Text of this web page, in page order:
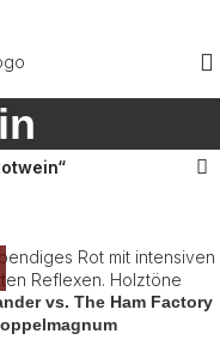
vs. The Ham Factory